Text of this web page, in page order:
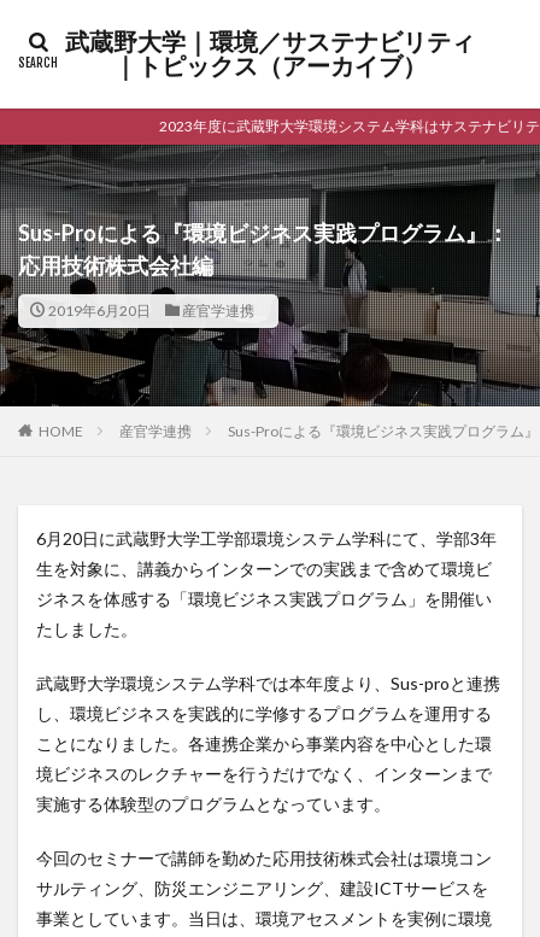
武蔵野大学｜環境／サステナビリティ
｜トピックス（アーカイブ）
2023年度に武蔵野大学環境システム学科はサステナビリテ
Sus-Proによる『環境ビジネス実践プログラム』：
応用技術株式会社編
2019年6月20日 産官学連携
HOME 産官学連携 Sus-Proによる『環境ビジネス実践プログラム
6月20日に武蔵野大学工学部環境システム学科にて、学部3年
生を対象に、講義からインターンでの実践まで含めて環境ビ
ジネスを体感する「環境ビジネス実践プログラム」を開催い
たしました。
武蔵野大学環境システム学科では本年度より、Sus-proと連携
し、環境ビジネスを実践的に学修するプログラムを運用する
ことになりました。各連携企業から事業内容を中心とした環
境ビジネスのレクチャーを行うだけでなく、インターンまで
実施する体験型のプログラムとなっています。
今回のセミナーで講師を勤めた応用技術株式会社は環境コン
サルティング、防災エンジニアリング、建設ICTサービスを
事業としています。当日は、環境アセスメントを実例に環境
検索